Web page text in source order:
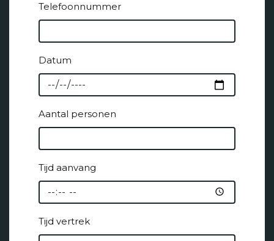
Telefoonnummer
Datum
Aantal personen
Tijd aanvang
Tijd vertrek